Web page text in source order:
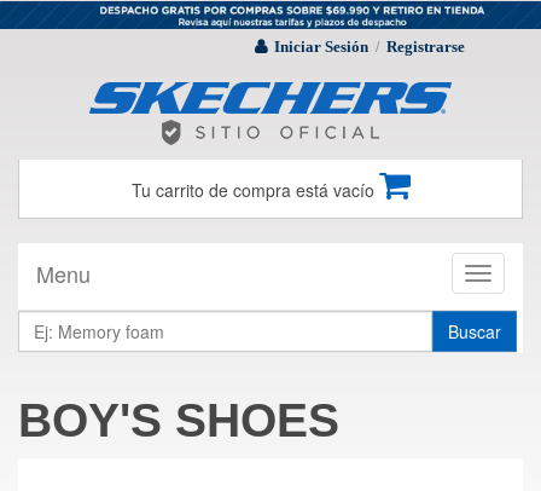
Iniciar Sesión / Registrarse
Tu carrito de compra está vacío
Toggle
Menu
Buscar
BOY'S SHOES